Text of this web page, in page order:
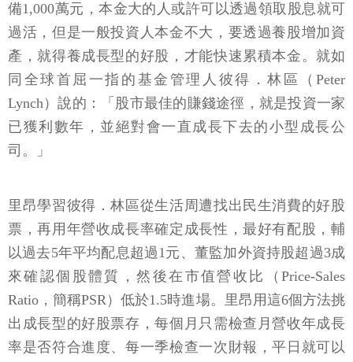
備1,000萬元，本金大的人或許可以透過領取股息就可
過活，但是一般投資人本金不大，要透過養股增加資
產，就得養成長型的好股，才能快速累積本金。就如
同全球首屈一指的基金管理人彼得．林區（Peter
Lynch）說的：「股市最佳的賺錢途徑，就是投資一家
已獲利數年，並絕對會一直成長下去的小型成長公
司。」
里昂學習彼得．林區從生活周遭找出民生消費的好股
票，再用年營收成長率確定成長性，最好有配股，輔
以過去5年平均配息超過1元、董監加外資持股超過3成
來確認個股體質，然後在市值營收比（Price-Sales
Ratio，簡稱PSR）低於1.5時進場。里昂用這6個方法挑
出成長型的好股票存，每個月只需檢查月營收年成長
率是否符合進度、每一季檢查一次財報，平日就可以